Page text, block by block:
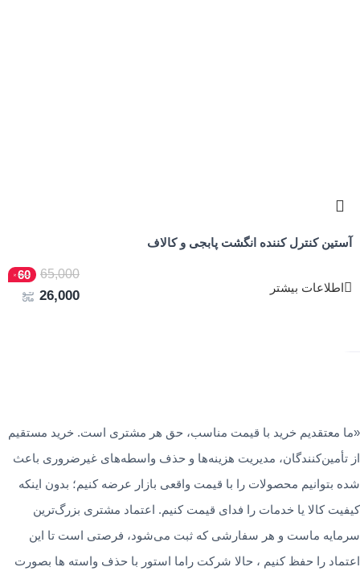
آستین کنترل کننده انگشت پابجی و کالاف
اطلاعات بیشتر
65,000
60
26,000
«ما معتقدیم خرید با قیمت مناسب، حق هر مشتری است. خرید مستقیم
از تأمین‌کنندگان، مدیریت هزینه‌ها و حذف واسطه‌های غیرضروری باعث
شده بتوانیم محصولات را با قیمت واقعی بازار عرضه کنیم؛ بدون اینکه
کیفیت کالا یا خدمات را فدای قیمت کنیم. اعتماد مشتری بزرگ‌ترین
سرمایه ماست و هر سفارشی که ثبت می‌شود، فرصتی است تا این
اعتماد را حفظ کنیم ، حالا شرکت راما استور با حذف واسته ها بصورت